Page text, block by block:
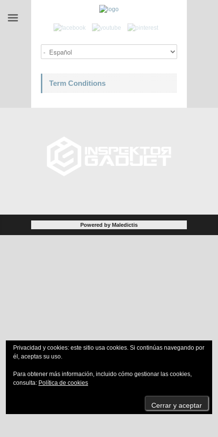
Term Conditions
Privacidad y cookies: este sitio usa cookies. Si continúas navegando por
él, aceptas su uso.
Para obtener más información, incluido cómo gestionar las cookies,
consulta: Política de cookies
Powered by Maledictis